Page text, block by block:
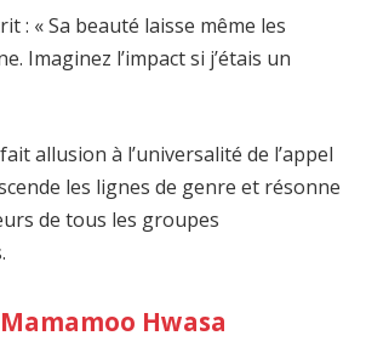
: « Sa beauté laisse même les
Imaginez l’impact si j’étais un
allusion à l’universalité de l’appel
les lignes de genre et résonne
de tous les groupes
Mamamoo Hwasa